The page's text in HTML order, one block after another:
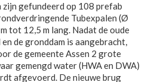
gefundeerd op 108 prefab
Tubexpalen (Ø
tot 12,5 m lang. Nadat de oude
de gronddam is aangebracht,
de gemeente Assen 2 grote
gemengd water (HWA en DWA)
afgevoerd. De nieuwe brug